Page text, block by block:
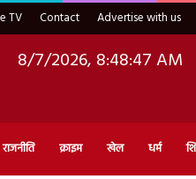
TV Contact Advertise with us
8/7/2026, 8:48:48 AM
राजनीति क्राइम खेल धर्म